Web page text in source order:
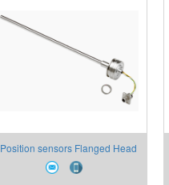
Position sensors Flanged Head
Mobile Hydraulic Analogue